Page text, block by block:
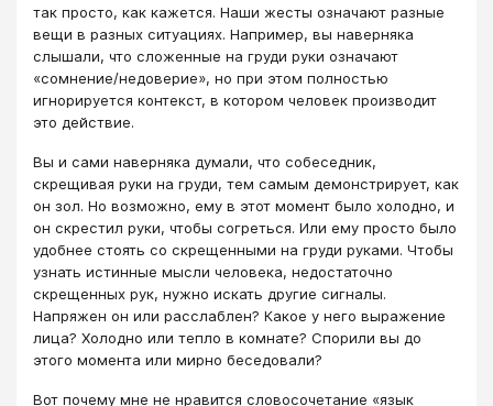
так просто, как кажется. Наши жесты означают разные
вещи в разных ситуациях. Например, вы наверняка
слышали, что сложенные на груди руки означают
«сомнение/недоверие», но при этом полностью
игнорируется контекст, в котором человек производит
это действие.
Вы и сами наверняка думали, что собеседник,
скрещивая руки на груди, тем самым демонстрирует, как
он зол. Но возможно, ему в этот момент было холодно, и
он скрестил руки, чтобы согреться. Или ему просто было
удобнее стоять со скрещенными на груди руками. Чтобы
узнать истинные мысли человека, недостаточно
скрещенных рук, нужно искать другие сигналы.
Напряжен он или расслаблен? Какое у него выражение
лица? Холодно или тепло в комнате? Спорили вы до
этого момента или мирно беседовали?
Вот почему мне не нравится словосочетание «язык